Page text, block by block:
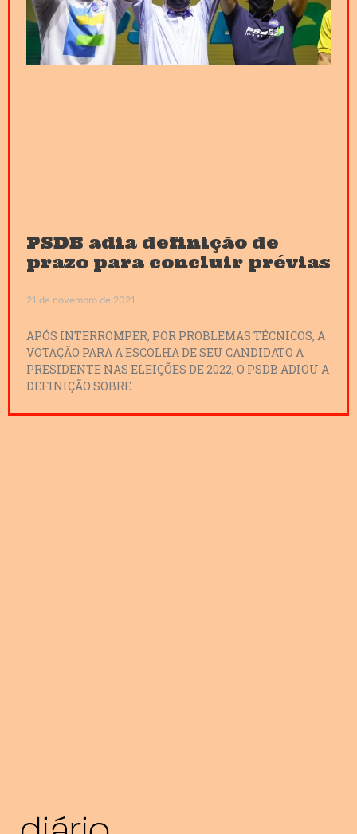
PSDB adia definição de
prazo para concluir prévias
21 de novembro de 2021
APÓS INTERROMPER, POR PROBLEMAS TÉCNICOS, A
VOTAÇÃO PARA A ESCOLHA DE SEU CANDIDATO A
PRESIDENTE NAS ELEIÇÕES DE 2022, O PSDB ADIOU A
DEFINIÇÃO SOBRE